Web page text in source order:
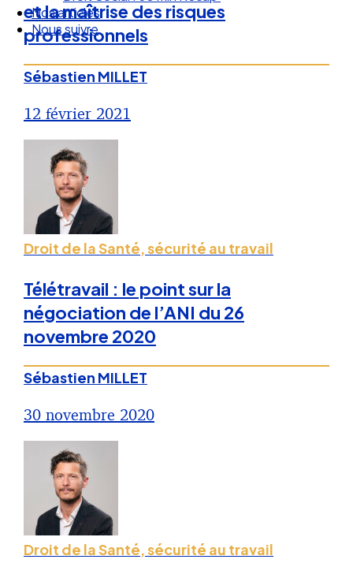
Droit Social : 60 min Recap’
Nos articles
Nous suivre
et la maîtrise des risques
professionnels
Sébastien MILLET
12 février 2021
Droit de la Santé, sécurité au travail
Télétravail : le point sur la
négociation de l’ANI du 26
novembre 2020
Sébastien MILLET
30 novembre 2020
Droit de la Santé, sécurité au travail